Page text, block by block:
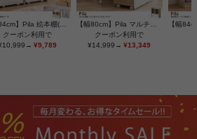
【幅84cm】Pila 絵本棚(引き出し収納タイプ)
クーポン利用で
¥9,789
クーポン利用で
¥14,999→ ¥13,349